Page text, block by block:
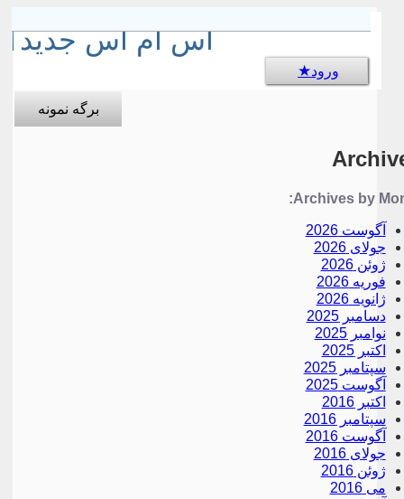
اس ام اس جدید
ورود
برگه نمونه
Archives by
آگوست 2026
جولای 2026
ژوئن 2026
فوریه 2026
ژانویه 2026
دسامبر 2025
نوامبر 2025
اکتبر 2025
سپتامبر 2025
آگوست 2025
اکتبر 2016
سپتامبر 2016
آگوست 2016
جولای 2016
ژوئن 2016
می 2016